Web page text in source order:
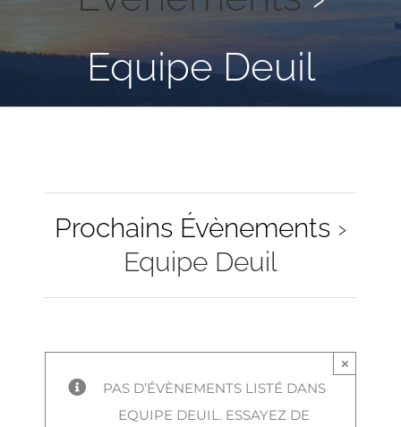
Equipe Deuil
Prochains Évènements›
Equipe Deuil
PAS D’ÉVÈNEMENTS LISTÉ DANS
EQUIPE DEUIL. ESSAYEZ DE
×